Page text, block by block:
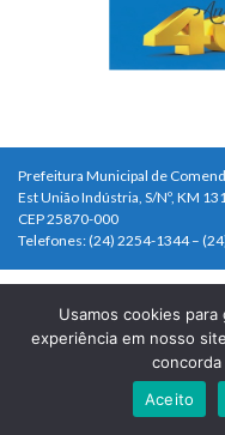
Prefeitura Municipal de
Est União Indústria, S/Nº, KM
CEP 25870-000
Telefones: (24) 2254-1344 –
Usamos cookies
experiência em nosso
Aceito